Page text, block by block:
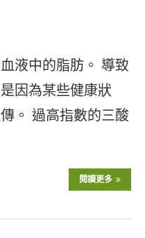
液中的脂肪。 導致
因為某些健康狀
。 過高指數的三酸
閱讀更多